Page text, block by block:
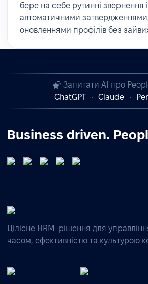
бере на себе рутинні звернення
автоматичними
оновленнями профілів без
Запитати AI про
ChatGPT
Claude
Business driven.
Цілісне HRM-рішення для
часом, ефективністю та культурою